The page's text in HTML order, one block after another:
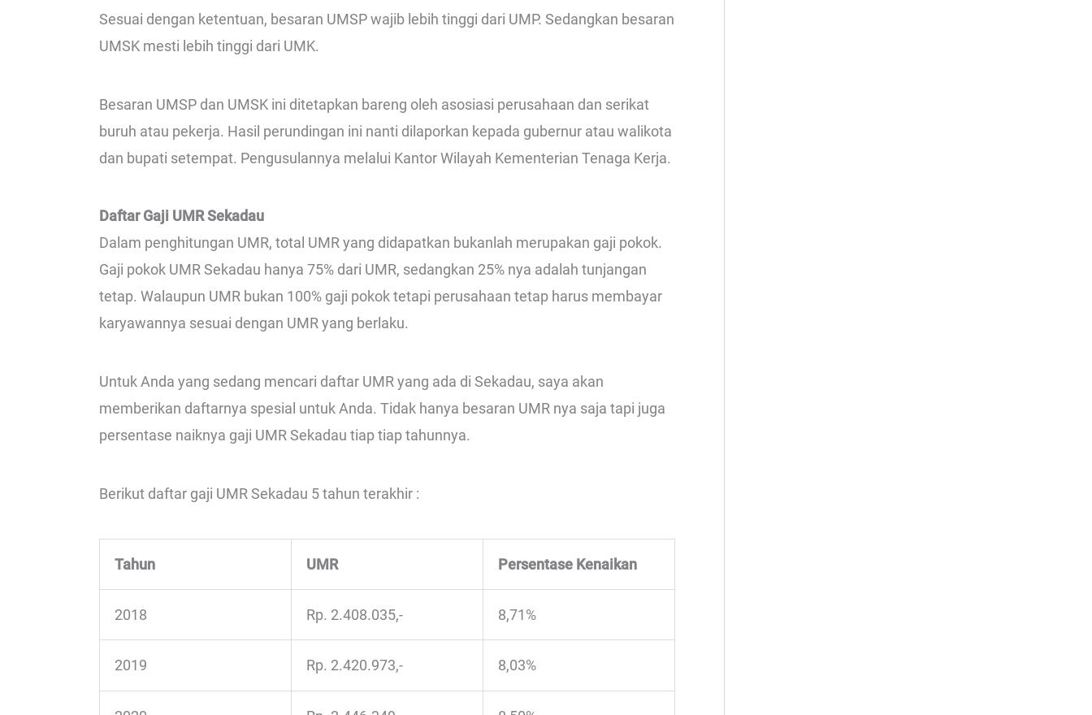
Sesuai dengan ketentuan, besaran UMSP wajib lebih tinggi dari UMP. Sedangkan besaran
UMSK mesti lebih tinggi dari UMK.
Besaran UMSP dan UMSK ini ditetapkan bareng oleh asosiasi perusahaan dan serikat
buruh atau pekerja. Hasil perundingan ini nanti dilaporkan kepada gubernur atau walikota
dan bupati setempat. Pengusulannya melalui Kantor Wilayah Kementerian Tenaga Kerja.
Daftar Gaji UMR Sekadau
Dalam penghitungan UMR, total UMR yang didapatkan bukanlah merupakan gaji pokok.
Gaji pokok UMR Sekadau hanya 75% dari UMR, sedangkan 25% nya adalah tunjangan
tetap. Walaupun UMR bukan 100% gaji pokok tetapi perusahaan tetap harus membayar
karyawannya sesuai dengan UMR yang berlaku.
Untuk Anda yang sedang mencari daftar UMR yang ada di Sekadau, saya akan
memberikan daftarnya spesial untuk Anda. Tidak hanya besaran UMR nya saja tapi juga
persentase naiknya gaji UMR Sekadau tiap tiap tahunnya.
Berikut daftar gaji UMR Sekadau 5 tahun terakhir :
Tahun UMR Persentase Kenaikan
2018 Rp. 2.408.035,- 8,71%
2019 Rp. 2.420.973,- 8,03%